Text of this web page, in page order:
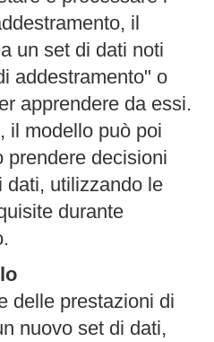
il
un set di dati noti
addestramento" o
apprendere da essi.
il modello può poi
prendere decisioni
dati, utilizzando le
durante
delle prestazioni di
nuovo set di dati,